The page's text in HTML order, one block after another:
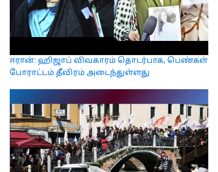
ஈரான்: ஹிஜாப் விவகாரம் தொடர்பாக, பெண்கள்
போராட்டம் தீவிரம் அடைந்துள்ளது